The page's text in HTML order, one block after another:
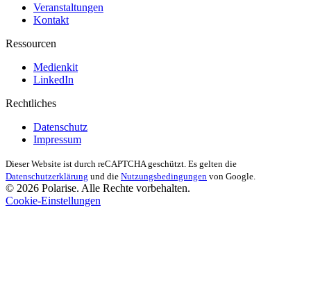
Veranstaltungen
Kontakt
Ressourcen
Medienkit
LinkedIn
Rechtliches
Datenschutz
Impressum
Dieser Website ist durch reCAPTCHA geschützt. Es gelten die
Datenschutzerklärung und die Nutzungsbedingungen von Google.
© 2026 Polarise. Alle Rechte vorbehalten.
Cookie-Einstellungen